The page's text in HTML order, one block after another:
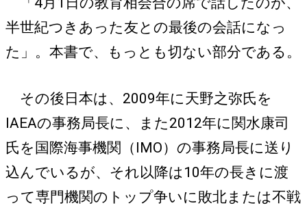
半世紀つきあった友との最後の会話になっ
た」。本書で、もっとも切ない部分である。
その後日本は、2009年に天野之弥氏を
IAEAの事務局長に、また2012年に関水康司
氏を国際海事機関（IMO）の事務局長に送り
込んでいるが、それ以降は10年の長きに渡
って専門機関のトップ争いに敗北または不戦